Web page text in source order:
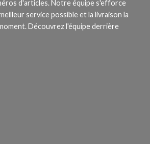
d'articles. Notre équipe s'efforce
service possible et la livraison la
Découvrez l'équipe derrière